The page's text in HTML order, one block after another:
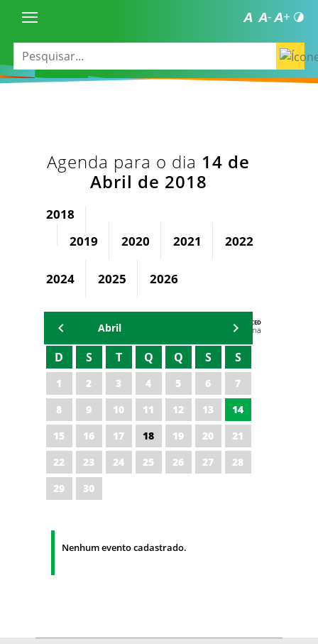
Agenda para o dia 14 de
Abril de 2018
2018
2019
2020 2021 2022
2024 2025 2026
AGENDA DA CODED/CED
Vagna Lima
Abril
D S T Q Q S S
1 2 3 4 5 6
7
8
9 10 11 12 13
14
15
16 17 18 19 20
21
22
23 24 25 26 27
28
29
30
Nenhum evento cadastrado.